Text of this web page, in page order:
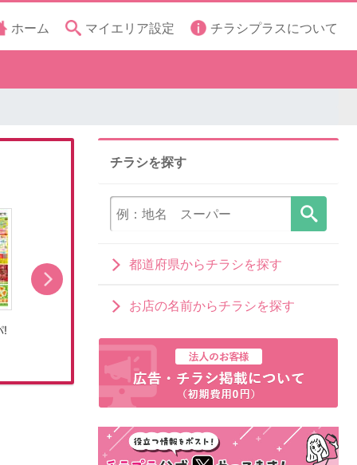
ホーム マイエリア設定 チラシプラスについて
!
チラシを探す
都道府県からチラシを探す
お店の名前からチラシを探す